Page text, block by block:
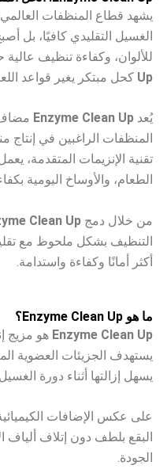
يشهد قطاع المنظفات العالمي
الغسيل التقليدي كافيًا، بل
للألوان، وكفاءة تنظيف
Up كحل مبتكر يغير قواعد
يُعد Enzyme Clean Up
المنظفات الراغبين في إنتاج
تقنية الإنزيمات المتقدمة،
الطعام، والأوساخ اليومية
من خلال دمج Clean Up
التنظيف بشكل ملحوظ مع
أكثر أمانًا وكفاءة واستدامة.
ما هو Enzyme Clean Up؟
Enzyme Clean Up هو مزيج
يستهدف الجزيئات العضوية
يسهل إزالتها أثناء دورة الغسيل.
على عكس الإضافات
البقع بلطف دون إتلاف
الجودة.